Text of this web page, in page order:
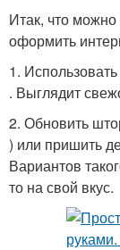
Итак, что можно
оформить
1.
. Выглядит
2. Обновить
) или пришить
Вариантов
то на свой вкус.